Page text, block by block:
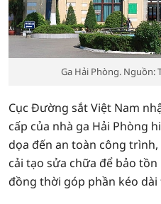
Ga Hải Phòng. Nguồn:
Cục Đường sắt Việt Nam
cấp của nhà ga Hải Phòng
dọa đến an toàn công
cải tạo sửa chữa để bảo
đồng thời góp phần kéo